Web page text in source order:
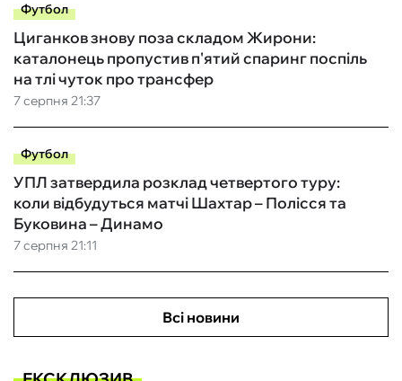
Футбол
7 серпня 21:37
Циганков знову поза складом Жирони:
каталонець пропустив п'ятий спаринг поспіль
на тлі чуток про трансфер
Футбол
7 серпня 21:11
УПЛ затвердила розклад четвертого туру:
коли відбудуться матчі Шахтар – Полісся та
Буковина – Динамо
Всі новини